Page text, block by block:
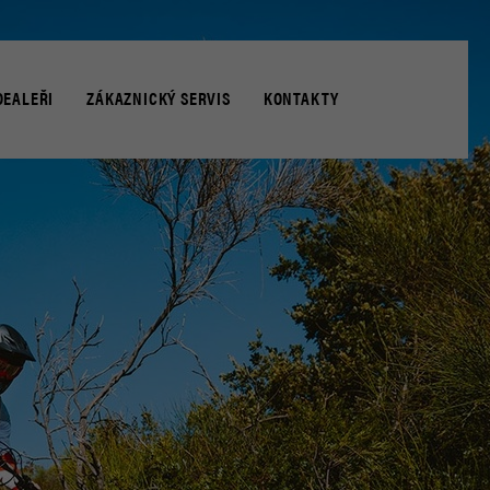
ZAPŮJČENÍ NÁHRADNÍHO MOTOCYKLU
ZÁKAZNICKÝ SERVIS
UŽIVATELSKÉ PŘÍRUČKY
KONTAKTY